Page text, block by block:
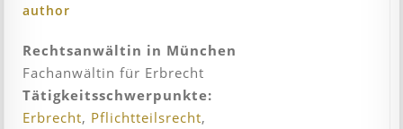
author
Rechtsanwältin in München
Fachanwältin für Erbrecht
Tätigkeitsschwerpunkte:
Erbrecht, Pflichtteilsrecht,